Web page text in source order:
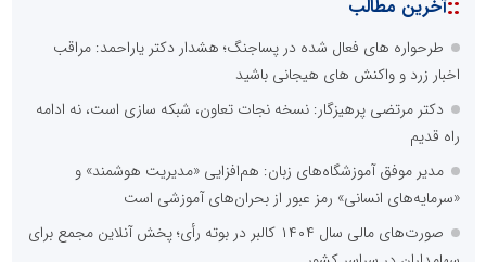
::آخرین مطالب
طرحواره های فعال شده در پساجنگ؛ هشدار دکتر یاراحمد: مراقب
اخبار زرد و واکنش های هیجانی باشید
دکتر مرتضی پرهیزگار: نسخه نجات تعاون، شبکه سازی است، نه ادامه
راه قدیم
مدیر موفق آموزشگاه‌های زبان: هم‌افزایی «مدیریت هوشمند» و
«سرمایه‌های انسانی» رمز عبور از بحران‌های آموزشی است
صورت‌های مالی سال ۱۴۰۴ کالبر در بوته رأی؛ پخش آنلاین مجمع برای